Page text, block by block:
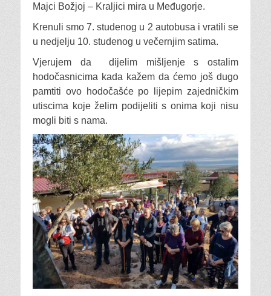
Majci Božjoj – Kraljici mira u Međugorje.
Krenuli smo 7. studenog u 2 autobusa i vratili se
u nedjelju 10. studenog u večernjim satima.
Vjerujem da dijelim mišljenje s ostalim
hodočasnicima kada kažem da ćemo još dugo
pamtiti ovo hodočašće po lijepim zajedničkim
utiscima koje želim podijeliti s onima koji nisu
mogli biti s nama.